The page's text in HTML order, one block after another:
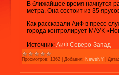
В ближайшее время начнутся
метра. Она состоит из 35
Как рассказали АиФ в пресс-
города контролирует МАУК
Источник: АиФ Северо-Запад
Просмотров: 1362 Добавил: NewsNY Дата: